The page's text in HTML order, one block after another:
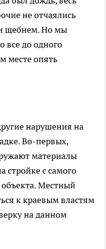
не отчаялись
щебнем. Но мы
все до одного
месте опять
нарушения на
Во-первых,
материалы
стройке с самого
Местный
к краевым властям
на данном